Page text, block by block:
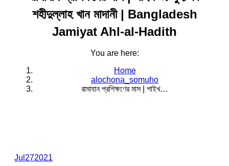
শহীদুল্লাহ খান মাদানী | Bangladesh
Jamiyat Ahl-al-Hadith
You are here:
Home
alochona_somuho
রামাযান প্রশিক্ষণের মাস | শাইখ…
Jul 272021